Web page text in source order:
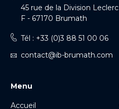
45 rue de la Division Leclerc
F - 67170 Brumath
Tél : +33 (0)3 88 51 00 06
contact@ib-brumath.com
Menu
Accueil